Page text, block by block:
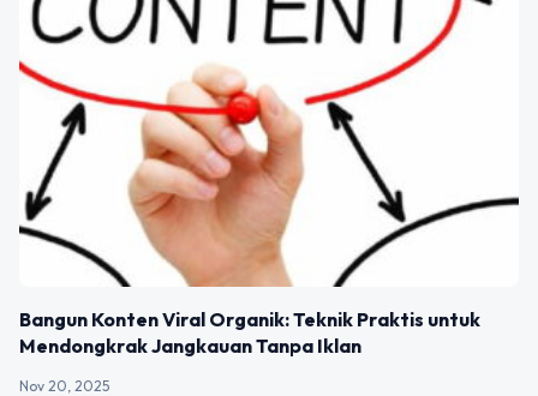
Bangun Konten Viral Organik: Teknik Praktis untuk
Mendongkrak Jangkauan Tanpa Iklan
Nov 20, 2025